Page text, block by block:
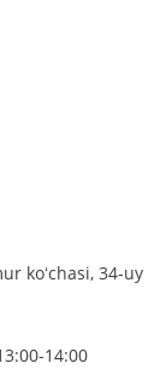
koʻchasi, 34-uy
14:00